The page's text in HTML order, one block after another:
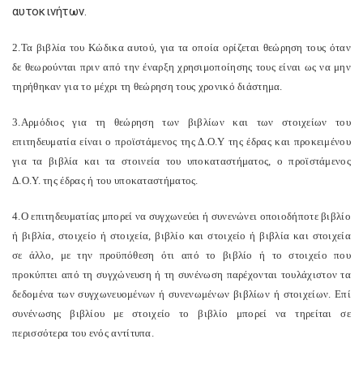
αυτοκινήτων.
2.Τα βιβλία του Κώδικα αυτού, για τα οποία ορίζεται θεώρηση τους όταν
δε θεωρούνται πριν από την έναρξη χρησιμοποίησης τους είναι ως να μην
τηρήθηκαν για το μέχρι τη θεώρηση τους χρονικό διάστημα.
3.Αρμόδιος για τη θεώρηση των βιβλίων και των στοιχείων του
επιτηδευματία είναι ο προϊστάμενος της Δ.Ο.Υ της έδρας και προκειμένου
για τα βιβλία και τα στοινεία του υποκαταστήματος, ο προϊστάμενος
Δ.Ο.Υ. της έδρας ή του υποκαταστήματος.
4.Ο επιτηδευματίας μπορεί να συγχωνεύει ή συνενώνει οποιοδήποτε βιβλίο
ή βιβλία, στοιχείο ή στοιχεία, βιβλίο και στοιχείο ή βιβλία και στοιχεία
σε άλλο, με την προϋπόθεση ότι από το βιβλίο ή το στοιχείο που
προκύπτει από τη συγχώνευση ή τη συνένωση παρέχονται τουλάχιστον τα
δεδομένα των συγχωνευομένων ή συνενωμένων βιβλίων ή στοιχείων. Επί
συνένωσης βιβλίου με στοιχείο το βιβλίο μπορεί να τηρείται σε
περισσότερα του ενός αντίτυπα.